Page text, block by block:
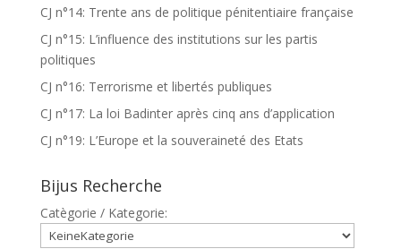
CJ n°14: Trente ans de politique pénitentiaire française
CJ n°15: L’influence des institutions sur les partis
politiques
CJ n°16: Terrorisme et libertés publiques
CJ n°17: La loi Badinter après cinq ans d’application
CJ n°19: L’Europe et la souveraineté des Etats
Bijus Recherche
Catègorie / Kategorie: